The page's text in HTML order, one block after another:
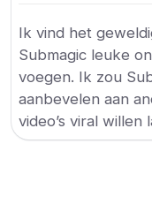
Ik vind het
Submagic leuke
voegen. Ik zou
aanbevelen aan
video’s viral willen